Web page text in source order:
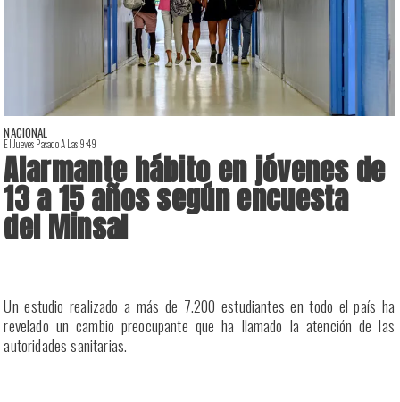
NACIONAL
El Jueves Pasado A Las 9:49
Alarmante hábito en jóvenes de
13 a 15 años según encuesta
del Minsal
Un estudio realizado a más de 7.200 estudiantes en todo el país ha
revelado un cambio preocupante que ha llamado la atención de las
autoridades sanitarias.